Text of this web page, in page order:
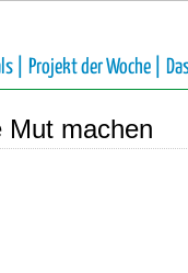
| Projekt der Woche |
Mut machen